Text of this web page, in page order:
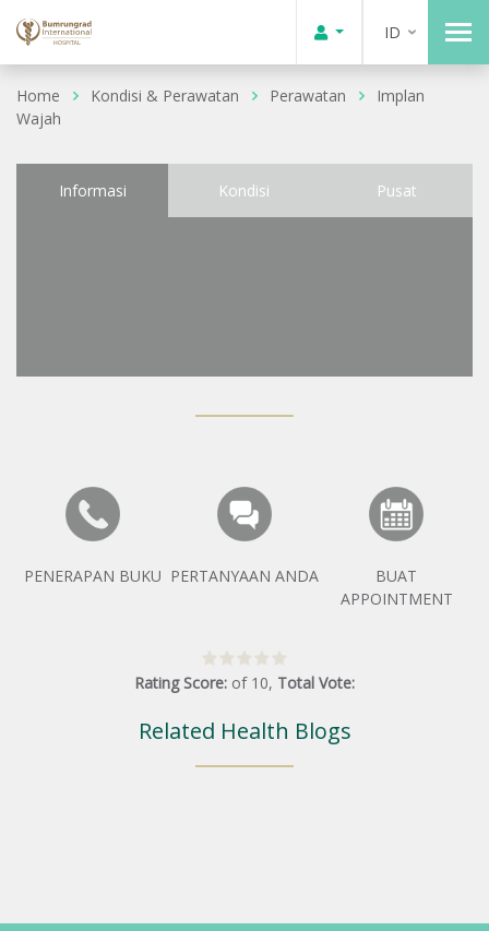
ID
Home Kondisi & Perawatan Perawatan
Implan
Wajah
Informasi Kondisi Pusat
PENERAPAN BUKU PERTANYAAN ANDA
BUAT
APPOINTMENT
Rating Score: of 10, Total Vote:
Related Health Blogs